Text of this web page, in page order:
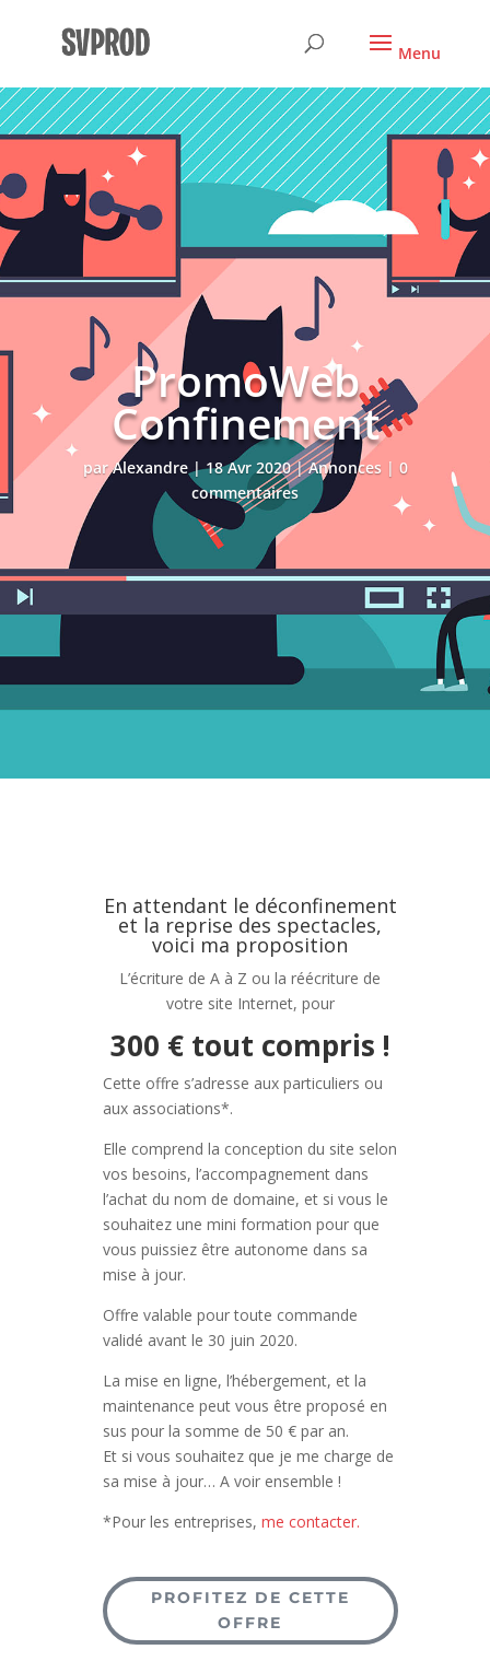
PromoWeb
Confinement
parAlexandre|18 Avr 2020|Annonces| 0
commentaires
En attendant le déconfinement
et la reprise des spectacles,
voici ma proposition
L’écriture de A à Z ou la réécriture de
votre site Internet, pour
300 € tout compris !
Cette offre s’adresse aux particuliers ou
aux associations*.
Elle comprend la conception du site selon
vos besoins, l’accompagnement dans
l’achat du nom de domaine, et si vous le
souhaitez une mini formation pour que
vous puissiez être autonome dans sa
mise à jour.
Offre valable pour toute commande
validé avant le 30 juin 2020.
La mise en ligne, l’hébergement, et la
maintenance peut vous être proposé en
sus pour la somme de 50 € par an.
Et si vous souhaitez que je me charge de
sa mise à jour… A voir ensemble !
*Pour les entreprises, me contacter.
PROFITEZ DE CETTE
OFFRE